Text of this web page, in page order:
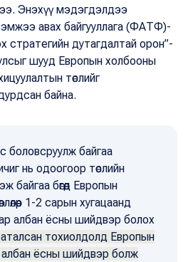
Энэхүү мэдэгдэлдээ
авах байгууллага (ФАТФ)-
стратегийн дутагдалтай орон”-
шууд Европын холбооны
төслийг
байна.
боловсруулж байгаа
нь одоогоор төслийн
байгаа бөгөөд Европын
1-2 сарын хугацаанд
албан ёсны шийдвэр болох
тохиолдолд Европын
ёсны шийдвэр болж